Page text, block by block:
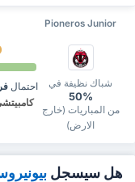
Pioneros Junior
احتمال شباك نظيفة في
50%
من المباريات (خارج
الارض)
هل سيسجل